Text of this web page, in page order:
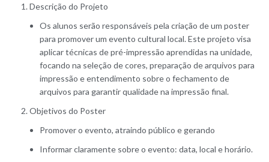
Descrição do Projeto
Os alunos serão responsáveis pela criação de um poster
para promover um evento cultural local. Este projeto visa
aplicar técnicas de pré-impressão aprendidas na unidade,
focando na seleção de cores, preparação de arquivos para
impressão e entendimento sobre o fechamento de
arquivos para garantir qualidade na impressão final.
Objetivos do Poster
Promover o evento, atraindo público e gerando
Informar claramente sobre o evento: data, local e horário.